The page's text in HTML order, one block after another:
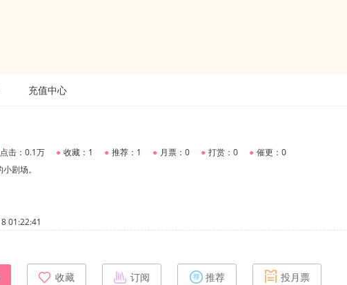
充值中心
点击：0.1万 ● 收藏：1 ● 推荐：1 ● 月票：0 ● 打赏：0 ● 催更：0
剧场。
01:22:41
收藏 订阅 推荐 投月票